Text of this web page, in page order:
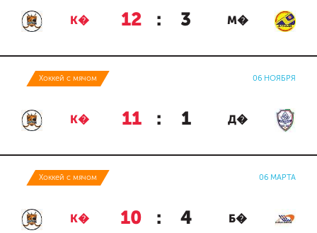
К� 12 : 3 М�
Хоккей с мячом 06 НОЯБРЯ
К� 11 : 1 Д�
Хоккей с мячом 06 МАРТА
К� 10 : 4 Б�